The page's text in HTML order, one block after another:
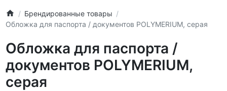
Брендированные товары
Обложка для паспорта / документов POLYMERIUM, серая
Обложка для паспорта /
документов POLYMERIUM,
серая